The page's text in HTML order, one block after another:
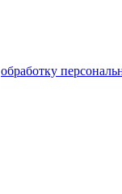
обработку